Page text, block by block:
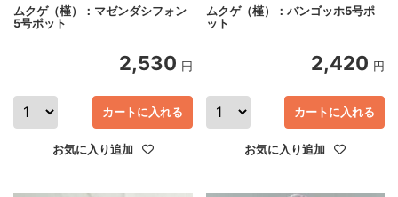
ムクゲ（槿）：マゼンダシフォン
5号ポット
2,530 円
カートに入れる
お気に入り追加
ムクゲ（槿）：バンゴッホ5号ポ
ット
2,420 円
カートに入れる
お気に入り追加